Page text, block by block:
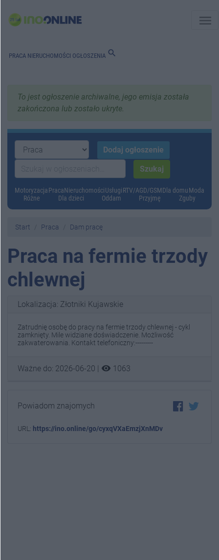
menu
PRACA NIERUCHOMOŚCI OGŁOSZENIA search
To jest ogłoszenie archiwalne, jego emisja została
zakończona lub zostało ukryte.
MotoryzacjaPracaNieruchomościUsługiRTV/AGD/GSMDla domuModa
Różne
Dla dzieci Oddam Przyjmę Zguby
Start Praca Dam pracę
Praca na fermie trzody
chlewnej
Lokalizacja: Złotniki Kujawskie
Zatrudnię osobę do pracy na fermie trzody chlewnej - cykl
zamknięty. Mile widziane doświadczenie. Możliwość
zakwaterowania. Kontakt telefoniczny:---------
Ważne do: 2026-06-20 | visibility 1063
Powiadom znajomych
URL: https://ino.online/go/cyxqVXaEmzjXnMDv